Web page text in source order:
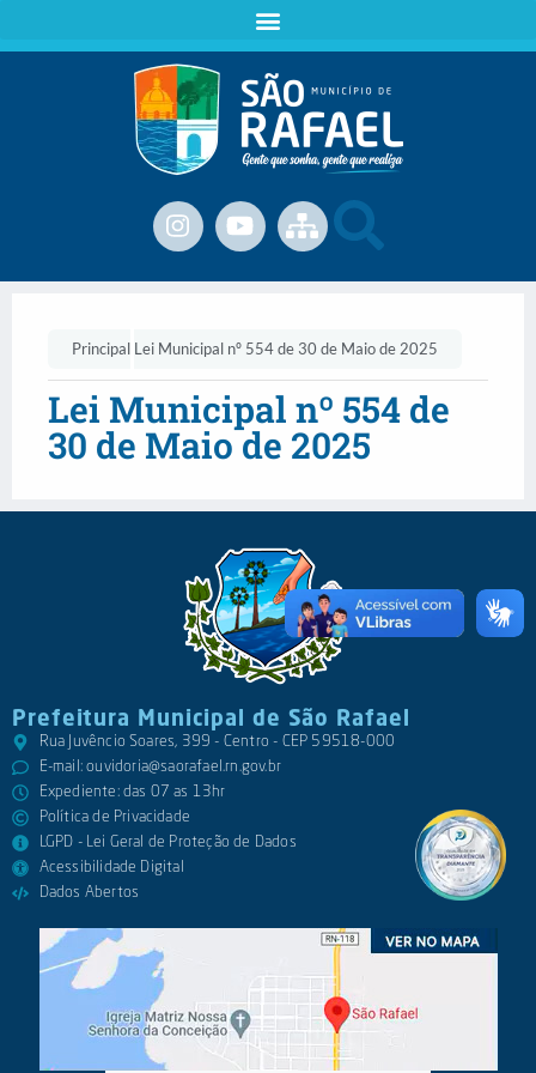
Principal Lei Municipal nº 554 de 30 de Maio de 2025
Lei Municipal nº 554 de
30 de Maio de 2025
Prefeitura Municipal de São Rafael
Rua Juvêncio Soares, 399 - Centro - CEP 59518-000
E-mail:ouvidoria@saorafael.rn.gov.br
Expediente: das 07 as 13hr
Política de Privacidade
LGPD - Lei Geral de Proteção de Dados
Acessibilidade Digital
Dados Abertos